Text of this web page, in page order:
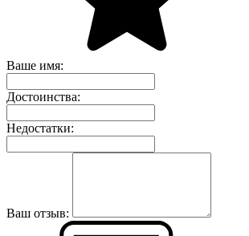
Ваше имя:
Достоинства:
Недостатки:
Ваш отзыв: